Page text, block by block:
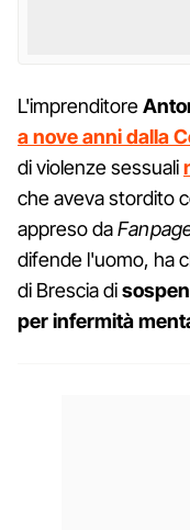
L'imprenditore
a nove anni dalla
di violenze sessuali
che aveva stordito
appreso da
difende l'uomo, ha
di Brescia di
per infermità